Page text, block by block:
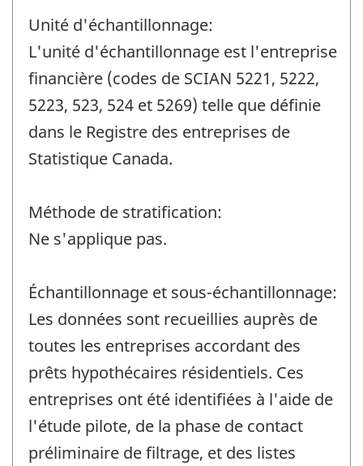
Unité d'échantillonnage:
L'unité d'échantillonnage est l'entreprise
financière (codes de SCIAN 5221, 5222,
5223, 523, 524 et 5269) telle que définie
dans le Registre des entreprises de
Statistique Canada.
Méthode de stratification:
Ne s'applique pas.
Échantillonnage et sous-échantillonnage:
Les données sont recueillies auprès de
toutes les entreprises accordant des
prêts hypothécaires résidentiels. Ces
entreprises ont été identifiées à l'aide de
l'étude pilote, de la phase de contact
préliminaire de filtrage, et des listes